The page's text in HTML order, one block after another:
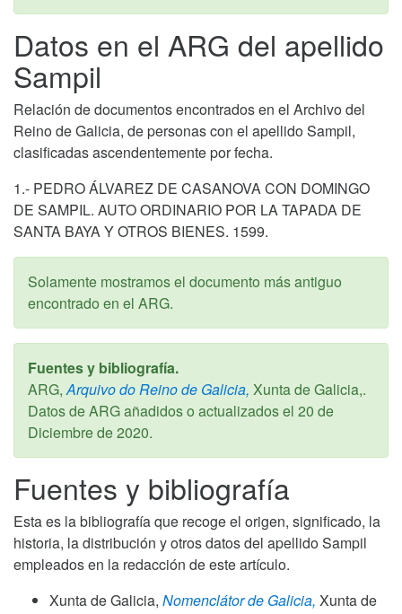
Datos en el ARG del apellido
Sampil
Relación de documentos encontrados en el Archivo del
Reino de Galicia, de personas con el apellido Sampil,
clasificadas ascendentemente por fecha.
1.- PEDRO ÁLVAREZ DE CASANOVA CON DOMINGO
DE SAMPIL. AUTO ORDINARIO POR LA TAPADA DE
SANTA BAYA Y OTROS BIENES. 1599.
Solamente mostramos el documento más antiguo
encontrado en el ARG.
Fuentes y bibliografía.
ARG, Arquivo do Reino de Galicia, Xunta de Galicia,.
Datos de ARG añadidos o actualizados el 20 de
Diciembre de 2020.
Fuentes y bibliografía
Esta es la bibliografía que recoge el origen, significado, la
historia, la distribución y otros datos del apellido Sampil
empleados en la redacción de este artículo.
Xunta de Galicia, Nomenclátor de Galicia, Xunta de